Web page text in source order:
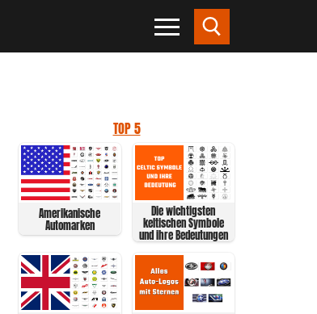
TOP 5
Amerikanische
Automarken
Die wichtigsten
keltischen Symbole
und ihre Bedeutungen